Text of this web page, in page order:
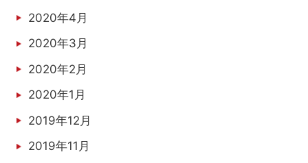
2020年4月
2020年3月
2020年2月
2020年1月
2019年12月
2019年11月